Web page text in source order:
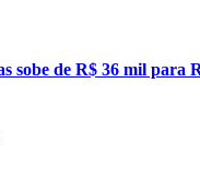
sobe de R$ 36 mil para